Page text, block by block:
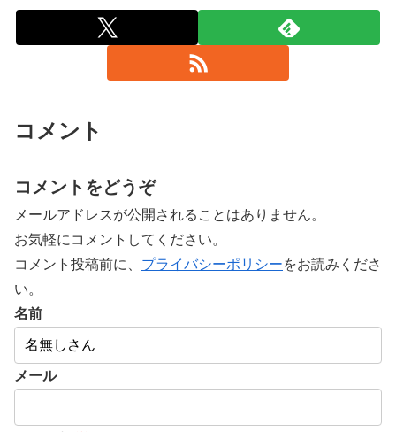
コメント
コメントをどうぞ
メールアドレスが公開されることはありません。
お気軽にコメントしてください。
コメント投稿前に、 プライバシーポリシーをお読みくださ
い。
名前
メール